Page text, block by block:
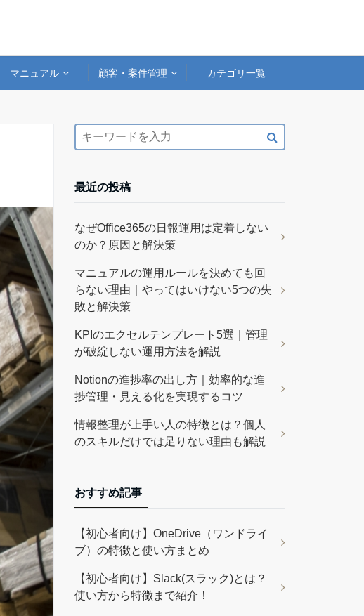
マニュアル 顧客・案件管理 カテゴリ一覧
最近の投稿
なぜOffice365の日報運用は定着しない
のか？原因と解決策
マニュアルの運用ルールを決めても回
らない理由｜やってはいけない5つの失
敗と解決策
KPIのエクセルテンプレート5選｜管理
が破綻しない運用方法を解説
Notionの進捗率の出し方｜効率的な進
捗管理・見える化を実現するコツ
情報整理が上手い人の特徴とは？個人
のスキルだけでは足りない理由も解説
おすすめ記事
【初心者向け】OneDrive（ワンドライ
ブ）の特徴と使い方まとめ
【初心者向け】Slack(スラック)とは？
使い方から特徴まで紹介！